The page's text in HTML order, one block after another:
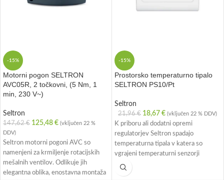
-15%
Motorni pogon SELTRON
AVC05R, 2 točkovni, (5 Nm, 1
min, 230 V~)
Seltron
147,62€ 125,48 € (vključen 22 %
DDV)
Seltron motorni pogoni AVC so
namenjeni za krmiljenje rotacijskih
mešalnih ventilov. Odlikuje jih
elegantna oblika, enostavna montaža
-15%
Prostorsko temperaturno tipalo
SELTRON PS10/Pt
Seltron
21,96€ 18,67 € (vključen 22 % DDV)
K priboru ali dodatni opremi
regulatorjev Seltron spadajo
temperaturna tipala v katera so
vgrajeni temperaturni senzorji
Pt1000. Nabor tipal zajema: zunanje